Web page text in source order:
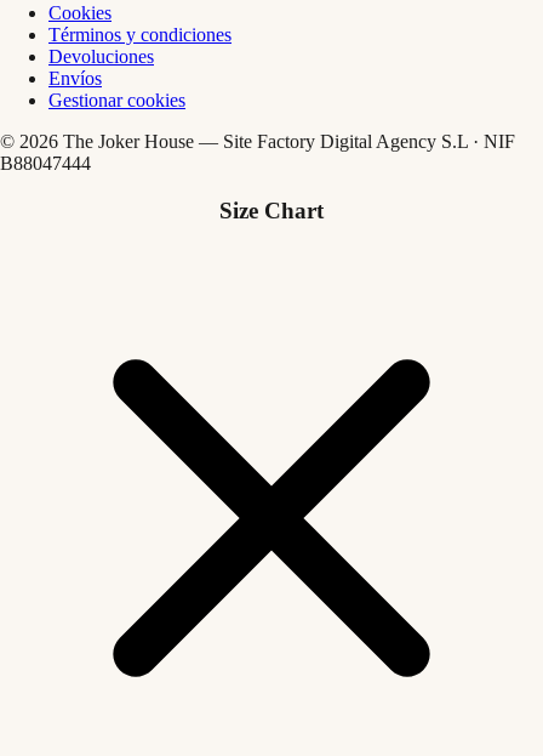
Cookies
Términos y condiciones
Devoluciones
Envíos
Gestionar cookies
© 2026 The Joker House — Site Factory Digital Agency S.L · NIF
B88047444
Size Chart